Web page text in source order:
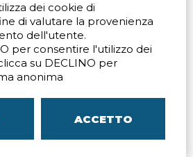
dei cookie di
di valutare la provenienza
dell'utente.
per consentire l'utilizzo dei
su DECLINO per
anonima
ACCETTO
Tel. +39 039 672520
Fax +39 039 672568
Email
Via San Crispino 64
Padova (PD) 35129
05096770150– C.C.I.A.A. di